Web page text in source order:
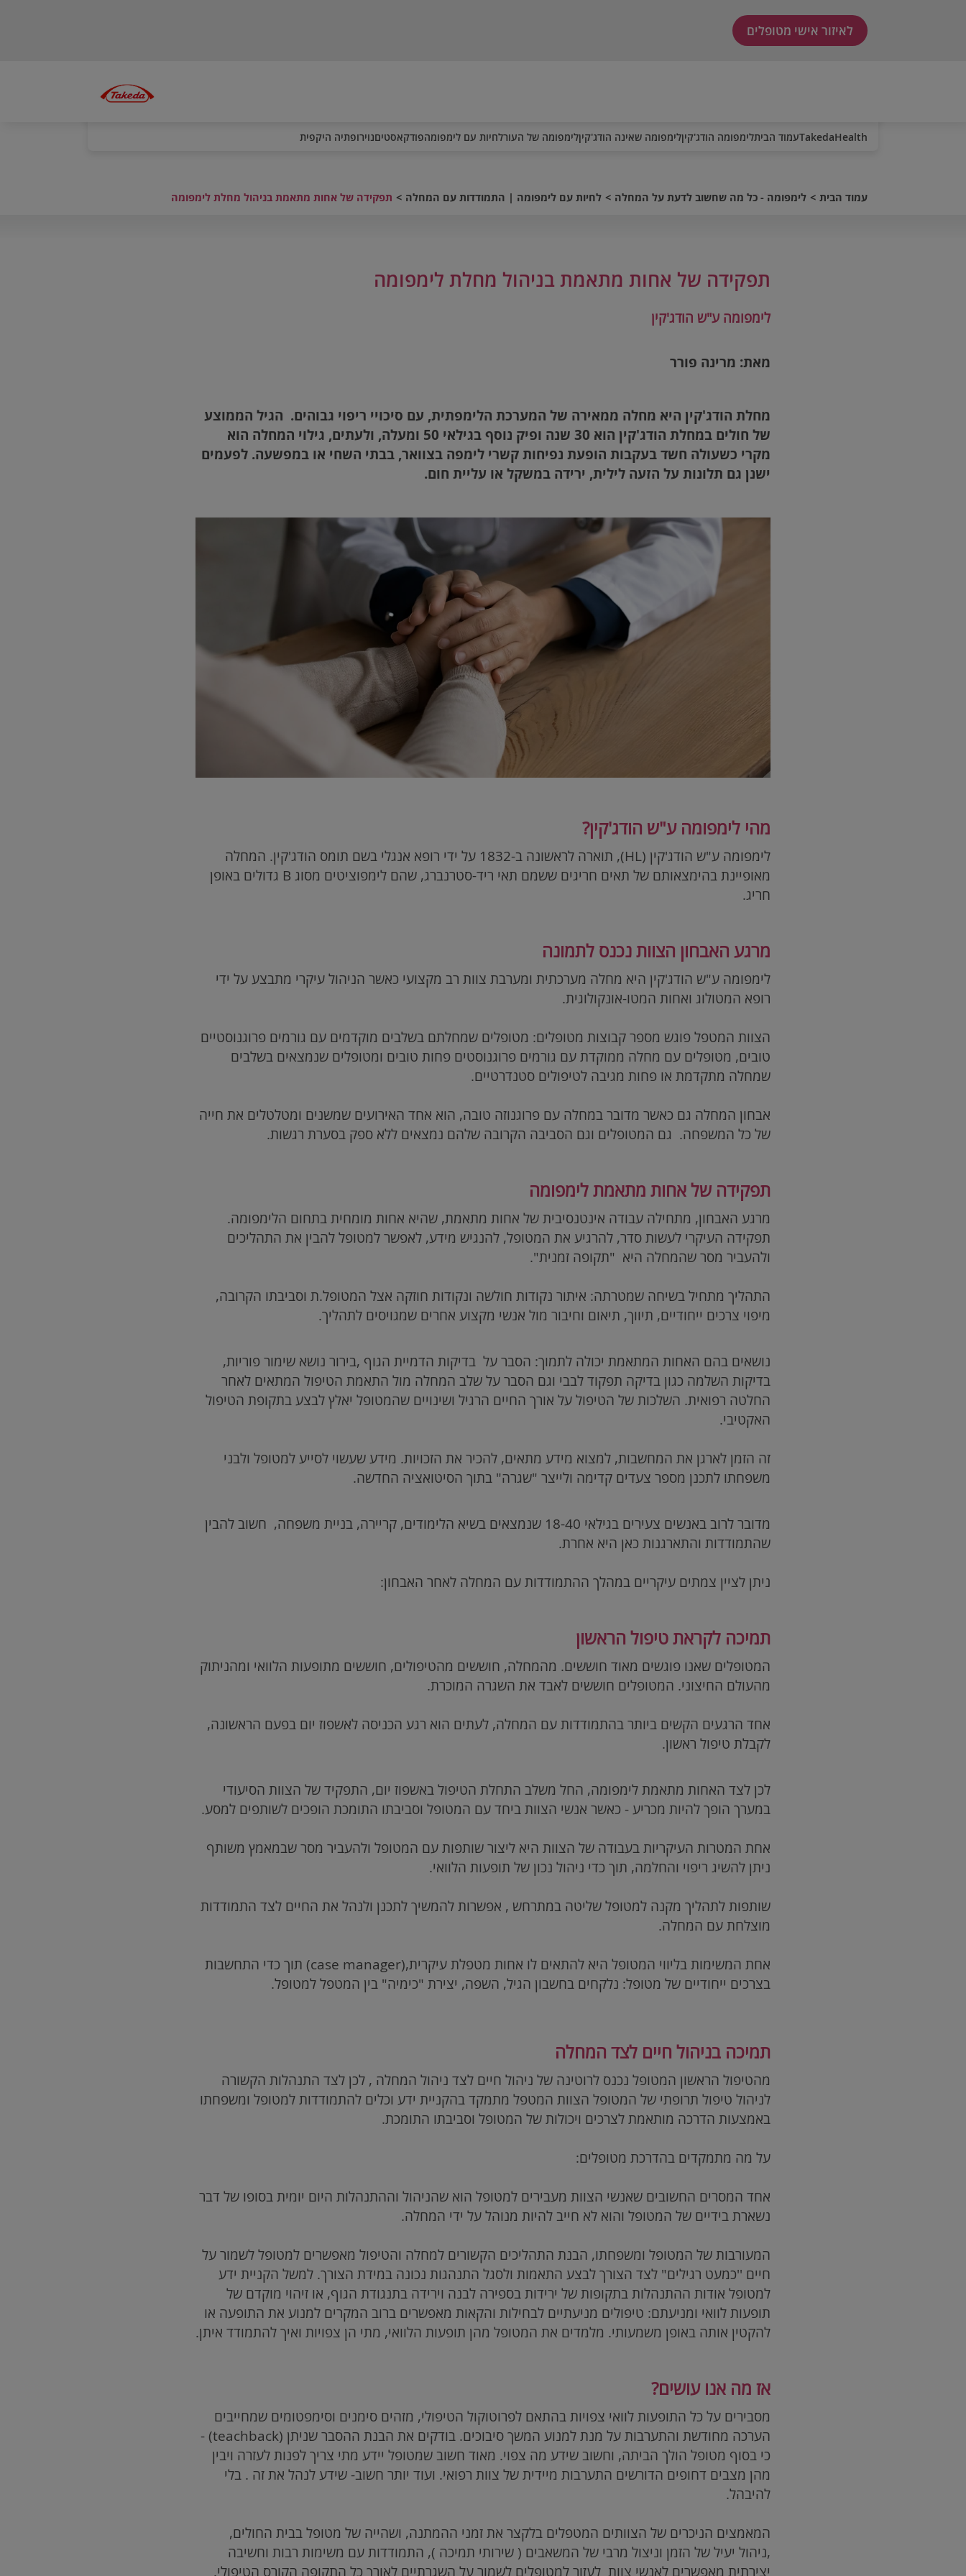
לאיזור אישי מטופלים
TakedaHealthעמוד הביתלימפומה הודג'קיןלימפומה שאינה הודג'קיןלימפומה של העורלחיות עם לימפומהפודקאסטיםנוירופתיה היקפית
עמוד הבית לימפומה - כל מה שחשוב לדעת על המחלה לחיות עם לימפומה | התמודדות עם המחלה תפקידה של אחות מתאמת בניהול מחלת לימפומה
תפקידה של אחות מתאמת בניהול מחלת לימפומה
לימפומה ע"ש הודג'קין
מאת: מרינה פורר
מחלת הודג'קין היא מחלה ממאירה של המערכת הלימפתית, עם סיכויי ריפוי גבוהים. הגיל הממוצע
של חולים במחלת הודג'קין הוא 30 שנה ופיק נוסף בגילאי 50 ומעלה, ולעתים, גילוי המחלה הוא
מקרי כשעולה חשד בעקבות הופעת נפיחות קשרי לימפה בצוואר, בבתי השחי או במפשעה. לפעמים
ישנן גם תלונות על הזעה לילית, ירידה במשקל או עליית חום.
מהי לימפומה ע"ש הודג'קין?
לימפומה ע"ש הודג'קין (HL
), תוארה לראשונה ב-1832 על ידי רופא אנגלי בשם תומס הודג'קין. המחלה
מאופיינת בהימצאותם של תאים חריגים ששמם תאי ריד-סטרנברג, שהם לימפוציטים מסוג B גדולים באופן
חריג.
מרגע האבחון הצוות נכנס לתמונה
לימפומה ע"ש הודג'קין היא מחלה מערכתית ומערבת צוות רב מקצועי כאשר הניהול עיקרי מתבצע על ידי
רופא המטולוג ואחות המטו-אונקולוגית.
הצוות המטפל פוגש מספר קבוצות מטופלים: מטופלים שמחלתם בשלבים מוקדמים עם גורמים פרוגנוסטיים
טובים, מטופלים עם מחלה ממוקדת עם גורמים פרוגנוסטים פחות טובים ומטופלים שנמצאים בשלבים
שמחלה מתקדמת או פחות מגיבה לטיפולים סטנדרטיים.
אבחון המחלה גם כאשר מדובר במחלה עם פרוגנוזה טובה, הוא אחד האירועים שמשנים ומטלטלים את חייה
של כל המשפחה. גם המטופלים וגם הסביבה הקרובה שלהם נמצאים ללא ספק בסערת רגשות.
תפקידה של אחות מתאמת לימפומה
מרגע האבחון, מתחילה עבודה אינטנסיבית של אחות מתאמת, שהיא אחות מומחית בתחום הלימפומה.
תפקידה העיקרי לעשות סדר, להרגיע את המטופל, להנגיש מידע, לאפשר למטופל להבין את התהליכים
ולהעביר מסר שהמחלה היא "תקופה זמנית".
התהליך מתחיל בשיחה שמטרתה: איתור נקודות חולשה ונקודות חוזקה אצל המטופל.ת וסביבתו הקרובה,
מיפוי צרכים ייחודיים, תיווך, תיאום וחיבור מול אנשי מקצוע אחרים שמגויסים לתהליך.
נושאים בהם האחות המתאמת יכולה לתמוך: הסבר על בדיקות הדמיית הגוף ,בירור נושא שימור פוריות,
בדיקות השלמה כגון בדיקה תפקוד לבבי וגם הסבר על שלב המחלה מול התאמת הטיפול המתאים לאחר
החלטה רפואית. השלכות של הטיפול על אורך החיים הרגיל ושינויים שהמטופל יאלץ לבצע בתקופת הטיפול
האקטיבי.
זה הזמן לארגן את המחשבות, למצוא מידע מתאים, להכיר את הזכויות. מידע שעשוי לסייע למטופל ולבני
משפחתו לתכנן מספר צעדים קדימה ולייצר "שגרה" בתוך הסיטואציה החדשה.
מדובר לרוב באנשים צעירים בגילאי 18-40 שנמצאים בשיא הלימודים, קריירה, בניית משפחה, חשוב להבין
שהתמודדות והתארגנות כאן היא אחרת.
ניתן לציין צמתים עיקריים במהלך ההתמודדות עם המחלה לאחר האבחון:
תמיכה לקראת טיפול הראשון
המטופלים שאנו פוגשים מאוד חוששים. מהמחלה, חוששים מהטיפולים, חוששים מתופעות הלוואי ומהניתוק
מהעולם החיצוני. המטופלים חוששים לאבד את השגרה המוכרת.
אחד הרגעים הקשים ביותר בהתמודדות עם המחלה, לעתים הוא רגע הכניסה לאשפוז יום בפעם הראשונה,
לקבלת טיפול ראשון.
לכן לצד האחות מתאמת לימפומה, החל משלב התחלת הטיפול באשפוז יום, התפקיד של הצוות הסיעודי
במערך הופך להיות מכריע - כאשר אנשי הצוות ביחד עם המטופל וסביבתו התומכת הופכים לשותפים למסע.
אחת המטרות העיקריות בעבודה של הצוות היא ליצור שותפות עם המטופל ולהעביר מסר שבמאמץ משותף
ניתן להשיג ריפוי והחלמה, תוך כדי ניהול נכון של תופעות הלוואי.
שותפות לתהליך מקנה למטופל שליטה במתרחש , אפשרות להמשיך לתכנן ולנהל את החיים לצד התמודדות
מוצלחת עם המחלה.
אחת המשימות בליווי המטופל היא להתאים לו אחות מטפלת עיקרית,(case manager) תוך כדי התחשבות
בצרכים ייחודיים של מטופל: נלקחים בחשבון הגיל, השפה, יצירת "כימיה" בין המטפל למטופל.
תמיכה בניהול חיים לצד המחלה
מהטיפול הראשון המטופל נכנס לרוטינה של ניהול חיים לצד ניהול המחלה , לכן לצד התנהלות הקשורה
לניהול טיפול תרופתי של המטופל הצוות המטפל מתמקד בהקניית ידע וכלים להתמודדות למטופל ומשפחתו
באמצעות הדרכה מותאמת לצרכים ויכולות של המטופל וסביבתו התומכת.
על מה מתמקדים בהדרכת מטופלים:
אחד המסרים החשובים שאנשי הצוות מעבירים למטופל הוא שהניהול וההתנהלות היום יומית בסופו של דבר
נשארת בידיים של המטופל והוא לא חייב להיות מנוהל על ידי המחלה.
המעורבות של המטופל ומשפחתו, הבנת התהליכים הקשורים למחלה והטיפול מאפשרים למטופל לשמור על
חיים ''כמעט רגילים" לצד הצורך לבצע התאמות ולסגל התנהגות נכונה במידת הצורך. למשל הקניית ידע
למטופל אודות ההתנהלות בתקופות של ירידות בספירה לבנה וירידה בתנגודת הגוף, או זיהוי מוקדם של
תופעות לוואי ומניעתם: טיפולים מניעתיים לבחילות והקאות מאפשרים ברוב המקרים למנוע את התופעה או
להקטין אותה באופן משמעותי. מלמדים את המטופל מהן תופעות הלוואי, מתי הן צפויות ואיך להתמודד איתן.
אז מה אנו עושים?
מסבירים על כל התופעות לוואי צפויות בהתאם לפרוטוקול הטיפולי, מזהים סימנים וסימפטומים שמחייבים
הערכה מחודשת והתערבות על מנת למנוע המשך סיבוכים. בודקים את הבנת ההסבר שניתן (teachback
) -
כי בסוף מטופל הולך הביתה, וחשוב שידע מה צפוי. מאוד חשוב שמטופל יידע מתי צריך לפנות לעזרה ויבין
מהן מצבים דחופים הדורשים התערבות מיידית של צוות רפואי. ועוד יותר חשוב- שידע לנהל את זה . בלי
להיבהל.
המאמצים הניכרים של הצוותים המטפלים בלקצר את זמני ההמתנה, ושהייה של מטופל בבית החולים,
,ניהול יעיל של הזמן וניצול מרבי של המשאבים ( שירותי תמיכה ), התמודדות עם משימות רבות וחשיבה
יצירתית מאפשרים לאנשי צוות לעזור למטופלים לשמור על השגרתיים לאורך כל התקופה הקורס הטיפולי.